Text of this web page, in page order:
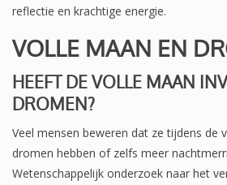
reflectie en krachtige energie.
VOLLE MAAN EN
HEEFT DE VOLLE MAAN
DROMEN?
Veel mensen beweren dat ze tijdens de
dromen hebben of zelfs meer
Wetenschappelijk onderzoek naar het